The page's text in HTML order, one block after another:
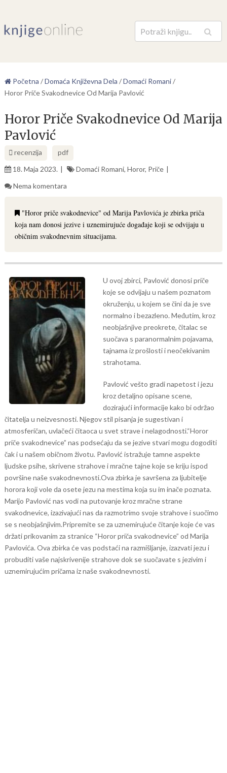
Pretraga
Početna /Domaća Književna Dela /Domaći Romani/
Horor Priče Svakodnevice Od Marija Pavlović
Horor Priče Svakodnevice Od Marija
Pavlović
recenzija
pdf
18. Maja 2023.
Domaći Romani, Horor, Priče
Nema komentara
"Horor priče svakodnevice" od Marija Pavlovića je zbirka priča
koja nam donosi jezive i uznemirujuće događaje koji se odvijaju u
običnim svakodnevnim situacijama.
U ovoj zbirci, Pavlović donosi priče
koje se odvijaju u našem poznatom
okruženju, u kojem se čini da je sve
normalno i bezazleno. Međutim, kroz
neobjašnjive preokrete, čitalac se
suočava s paranormalnim pojavama,
tajnama iz prošlosti i neočekivanim
strahotama.
Pavlović vešto gradi napetost i jezu
kroz detaljno opisane scene,
dozirajući informacije kako bi održao
čitatelja u neizvesnosti. Njegov stil pisanja je sugestivan i
atmosferičan, uvlačeći čitaoca u svet strave i nelagodnosti.“Horor
priče svakodnevice” nas podsećaju da se jezive stvari mogu dogoditi
čak i u našem običnom životu. Pavlović istražuje tamne aspekte
ljudske psihe, skrivene strahove i mračne tajne koje se kriju ispod
površine naše svakodnevnosti.Ova zbirka je savršena za ljubitelje
horora koji vole da osete jezu na mestima koja su im inače poznata.
Marijo Pavlović nas vodi na putovanje kroz mračne strane
svakodnevice, izazivajući nas da razmotrimo svoje strahove i suočimo
se s neobjašnjivim.Pripremite se za uznemirujuće čitanje koje će vas
držati prikovanim za stranice “Horor priča svakodnevice” od Marija
Pavlovića. Ova zbirka će vas podstaći na razmišljanje, izazvati jezu i
probuditi vaše najskrivenije strahove dok se suočavate s jezivim i
uznemirujućim pričama iz naše svakodnevnosti.